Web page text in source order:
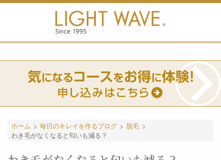
ホーム > 毎日のキレイを作るブログ > 脱毛 >
わき毛がなくなると匂いも減る？